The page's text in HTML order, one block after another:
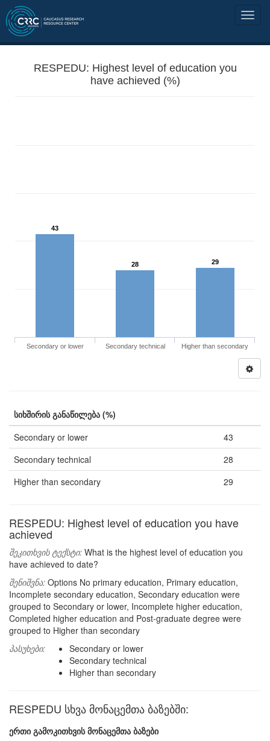
RESPEDU: Highest level of education you
have achieved (%)
43
28 29
Secondary or lower Secondary technical Higher than secondary
სიხშირის განაწილება (%)
Secondary or lower
43
Secondary technical
28
Higher than secondary
29
RESPEDU: Highest level of education you have
achieved
შეკითხვის ტექსტი: What is the highest level of education you
have achieved to date?
შენიშვნა: Options No primary education, Primary education,
Incomplete secondary education, Secondary education were
grouped to Secondary or lower, Incomplete higher education,
Completed higher education and Post-graduate degree were
grouped to Higher than secondary
პასუხები:
Secondary or lower
Secondary technical
Higher than secondary
RESPEDU სხვა მონაცემთა ბაზებში:
ერთი გამოკითხვის მონაცემთა ბაზები